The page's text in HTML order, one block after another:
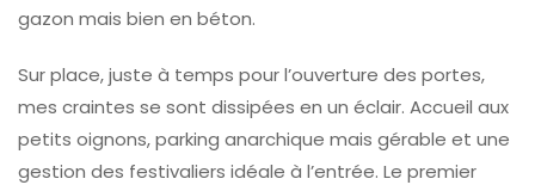
gazon mais bien en béton.
Sur place, juste à temps pour l’ouverture des portes,
mes craintes se sont dissipées en un éclair. Accueil aux
petits oignons, parking anarchique mais gérable et une
gestion des festivaliers idéale à l’entrée. Le premier